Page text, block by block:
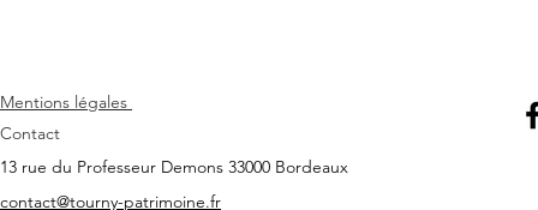
Mentions légales
Contact
13 rue du Professeur Demons 33000 Bordeaux
contact@tourny-patrimoine.fr